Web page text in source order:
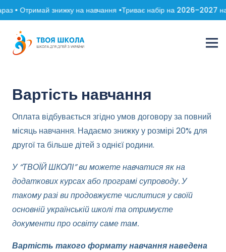
• Отримай знижку на навчання •Триває набір на 2026–2027
Вартість навчання
Оплата відбувається згідно умов договору за повний
місяць навчання. Надаємо знижку у розмірі 20% для
другої та більше дітей з однієї родини.
У “ТВОЇЙ ШКОЛІ” ви можете навчатися як на
додаткових курсах або програмі супроводу. У
такому разі ви продовжуєте числитися у своїй
основній українській школі та отримуєте
документи про освіту саме там.
Вартість такого формату навчання наведена